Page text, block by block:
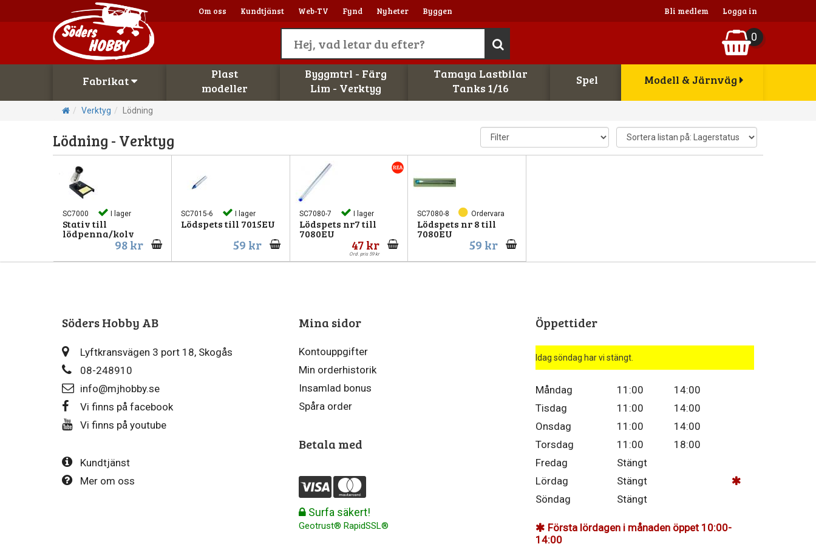
Om oss Kundtjänst Web-TV Fynd Nyheter Byggen Bli medlem Logga in
0
Fabrikat
Plast
modeller
Byggmtrl - Färg
Lim - Verktyg
Tamaya Lastbilar
Tanks 1/16
Spel Modell & Järnväg
Verktyg Lödning
Lödning - Verktyg
SC7000 I lager
Stativ till
lödpenna/kolv
98 kr
SC7015-6 I lager
Lödspets till 7015EU
59 kr
SC7080-7 I lager
Lödspets nr7 till
7080EU
47 kr
Ord. pris 59 kr
SC7080-8 Ordervara
Lödspets nr 8 till
7080EU
59 kr
Söders Hobby AB
Lyftkransvägen 3 port 18, Skogås
08-248910
info@mjhobby.se
Vi finns på facebook
Vi finns på youtube
Kundtjänst
Mer om oss
Mina sidor
Kontouppgifter
Min orderhistorik
Insamlad bonus
Spåra order
Betala med
Surfa säkert!
Geotrust® RapidSSL®
Öppettider
Idag söndag har vi stängt.
Måndag 11:00
14:00
Tisdag
11:00
14:00
Onsdag
11:00
14:00
Torsdag
11:00
18:00
Fredag
Stängt
Lördag
Stängt
Söndag
Stängt
Första lördagen i månaden öppet 10:00-
14:00